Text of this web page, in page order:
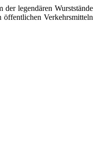
legendären Wurststände
Verkehrsmitteln